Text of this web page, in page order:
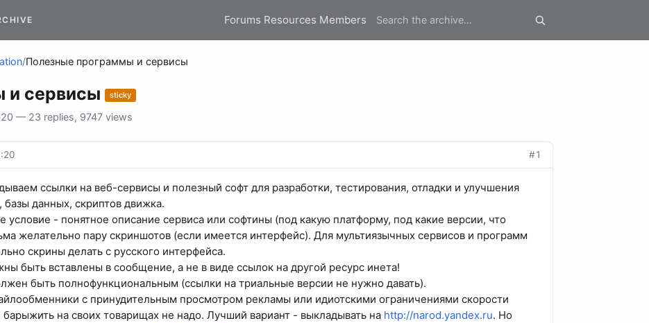
Forums Resources Members
/Полезные программы и сервисы
и сервисы sticky
— 23 replies, 9747 views
#1
ссылки на веб-сервисы и полезный софт для разработки, тестирования, отладки и улучшения
базы данных, скриптов движка.
условие - понятное описание сервиса или софтины (под какую платформу, под какие версии, что
желательно пару скриншотов (если имеется интерфейс). Для мультиязычных сервисов и программ
скрины делать с русского интерфейса.
быть вставлены в сообщение, а не в виде ссылок на другой ресурс инета!
быть полнофункциональным (ссылки на триальные версии не нужно давать).
с принудительным просмотром рекламы или идиотскими ограничениями скорости
на своих товарищах не надо. Лучший вариант - выкладывать на http://narod.yandex.ru. Но